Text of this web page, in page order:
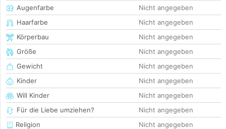
Augenfarbe
Nicht angegeben
Haarfarbe
Nicht angegeben
Körperbau
Nicht angegeben
Größe
Nicht angegeben
Gewicht
Nicht angegeben
Kinder
Nicht angegeben
Will Kinder
Nicht angegeben
Für die Liebe umziehen?
Nicht angegeben
Religion
Nicht angegeben